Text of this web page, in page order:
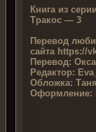
Книга из
Тракос — 3
Перевод
сайта https://
Перевод:
Редактор:
Обложка:
Оформление: